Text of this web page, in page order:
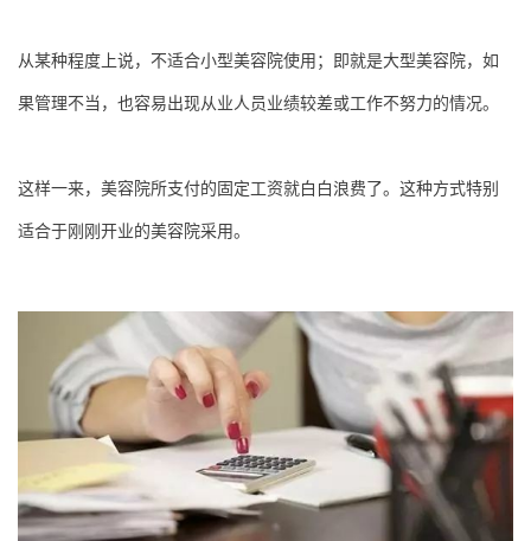
从某种程度上说，不适合小型美容院使用；即就是大型美容院，如
果管理不当，也容易出现从业人员业绩较差或工作不努力的情况。
这样一来，美容院所支付的固定工资就白白浪费了。这种方式特别
适合于刚刚开业的美容院采用。